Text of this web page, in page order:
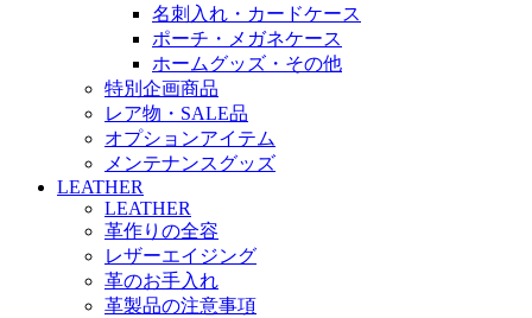
名刺入れ・カードケース
ポーチ・メガネケース
ホームグッズ・その他
特別企画商品
レア物・SALE品
オプションアイテム
メンテナンスグッズ
LEATHER
LEATHER
革作りの全容
レザーエイジング
革のお手入れ
革製品の注意事項